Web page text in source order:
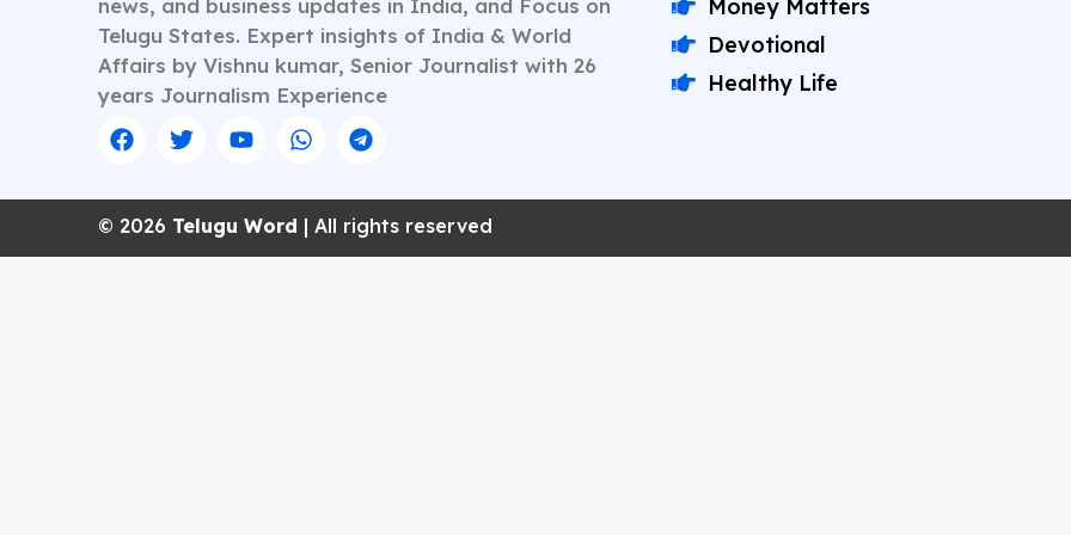
Telugu States. Expert insights of India & World
Affairs by Vishnu kumar, Senior Journalist with 26
years Journalism Experience
Money Matters
Devotional
Healthy Life
© 2026 Telugu Word | All rights reserved